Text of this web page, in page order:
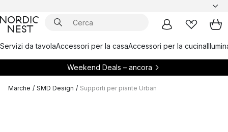
Servizi da tavolaAccessori per la casaAccessori per la cucina
Weekend Deals – ancora
Marche / SMD Design / Supporti per piante Urban